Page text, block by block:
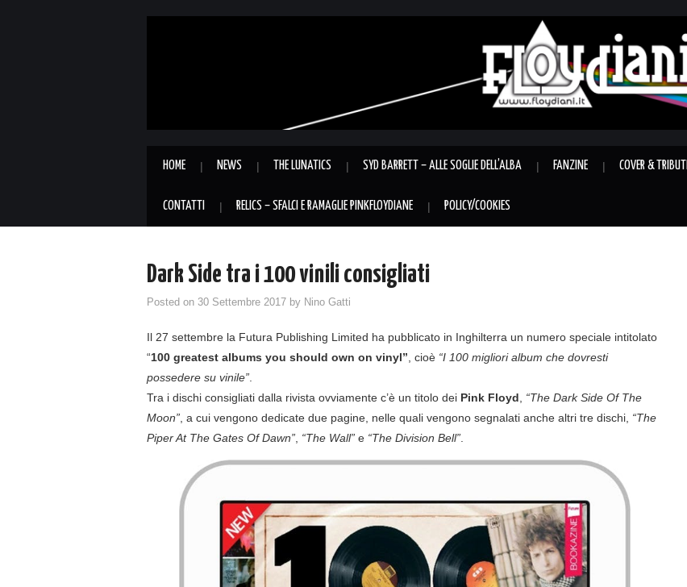
HOME NEWS THE LUNATICS SYD BARRETT – ALLE SOGLIE DELL’ALBA FANZINE COVER & TRIBUTI
CONTATTI RELICS – SFALCI E RAMAGLIE PINKFLOYDIANE POLICY/COOKIES
Dark Side tra i 100 vinili consigliati
Posted on 30 Settembre 2017 by Nino Gatti
Il 27 settembre la Futura Publishing Limited ha pubblicato in Inghilterra un numero speciale intitolato
“100 greatest albums you should own on vinyl” , cioè “I 100 migliori album che dovresti
possedere su vinile”
Tra i dischi consigliati dalla rivista ovviamente c’è un titolo dei Pink Floyd
“The Dark Side Of The
Moon” , a cui vengono dedicate due pagine, nelle quali vengono segnalati anche altri tre dischi, “The
Piper At The Gates Of Dawn” “The Wall” e “The Division Bell”